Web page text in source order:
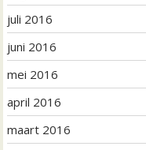
juli 2016
juni 2016
mei 2016
april 2016
maart 2016